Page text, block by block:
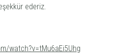
ederiz.
watch?v=tMu6aEi5Uhg